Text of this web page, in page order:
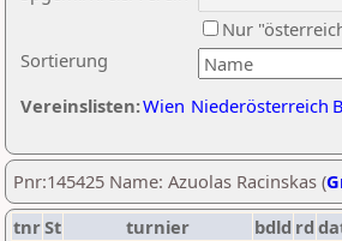
Sortierung
Nur
Vereinslisten:Wien Niederösterreich
Pnr:145425 Name: Azuolas Racinskas (
tnrSt turnier bdld rd